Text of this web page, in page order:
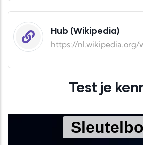
Hub (Wikipedia)
https://nl.wikipedia.org/
Test je